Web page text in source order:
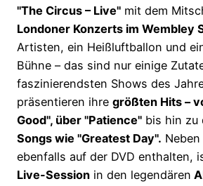
"The Circus – Live" mit dem
Londoner Konzerts im Wembley
Artisten, ein Heißluftballon und
Bühne – das sind nur einige
faszinierendsten Shows des
präsentieren ihre größten Hits –
Good", über "Patience" bis hin zu
Songs wie "Greatest Day". Neben
ebenfalls auf der DVD enthalten,
Live-Session in den legendären